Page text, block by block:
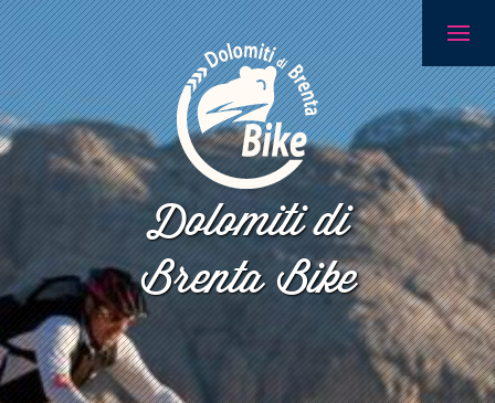
Dolomiti di
Brenta Bike